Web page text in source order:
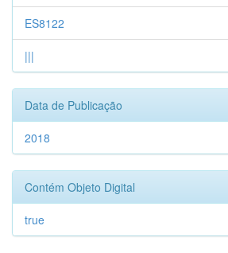
ES8122
|||
Data de Publicação
2018
Contém Objeto Digital
true